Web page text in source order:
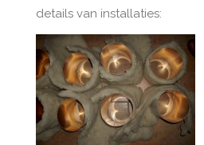
details van installaties: